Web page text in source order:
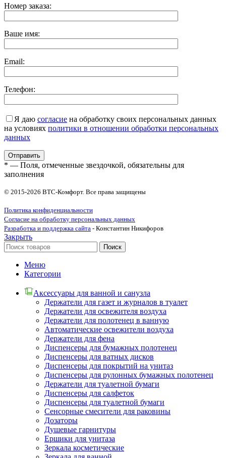
Номер заказа:
Ваше имя:
Email:
Телефон:
Я даю согласие на обработку своих персональных данных
на условиях политики в отношении обработки персональных
данных
* — Поля, отмеченные звездочкой, обязательны для
заполнения
© 2015-2026 ВТС-Комфорт. Все права защищены
Политика конфиденциальности
Согласие на обработку персональных данных
Разработка и поддержка сайта - Константин Никифоров
Закрыть
Поиск
Меню
Категории
Аксессуары для ванной и санузла
Держатели для газет и журналов в туалет
Держатели для освежителя воздуха
Держатели для полотенец в ванную
Автоматические освежители воздуха
Держатели для фена
Диспенсеры для бумажных полотенец
Диспенсеры для ватных дисков
Диспенсеры для покрытий на унитаз
Диспенсеры для рулонных бумажных полотенец
Держатели для туалетной бумаги
Диспенсеры для салфеток
Диспенсеры для туалетной бумаги
Сенсорные смесители для раковины
Дозаторы
Душевые гарнитуры
Ершики для унитаза
Зеркала косметические